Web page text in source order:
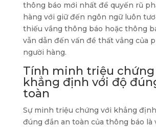
thông báo mới nhất để quyến rũ
hàng với giữ đến ngôn ngữ luôn
thiếu vắng thông báo hoặc thông
vẫn dẫn đến vấn đề thất vẳng của
người hàng.
Tính minh triệu chứng
khẳng định với độ
toàn
Sự minh triệu chứng với khẳng
đúng đắn an toàn của thông báo là